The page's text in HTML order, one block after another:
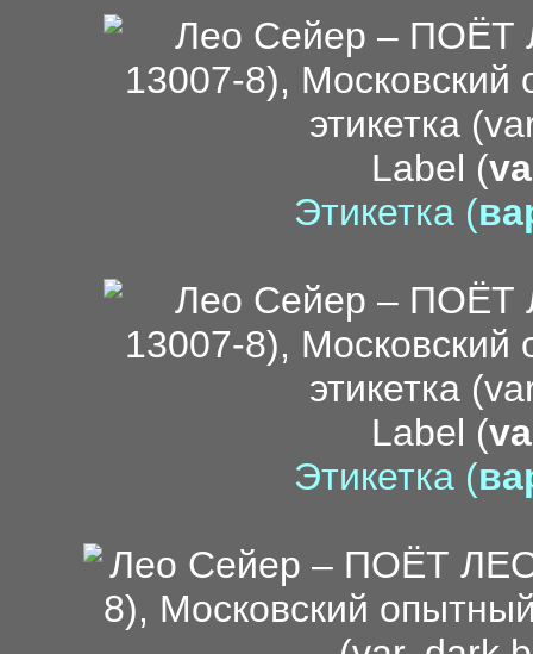
Label (
Этикетка (
Label (
Этикетка (